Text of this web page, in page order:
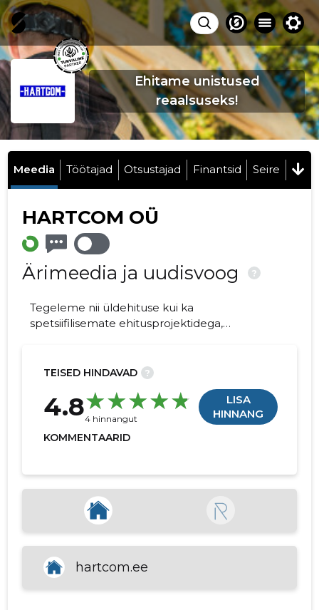
Ehitame unistused
reaalsuseks!
Meedia Töötajad Otsustajad Finantsid Seire
HARTCOM OÜ
Ärimeedia ja uudisvoog ?
Tegeleme nii üldehituse kui ka
spetsiifilisemate ehitusprojektidega,
visioonide elluviimisele ehitusprojektide
TEISED HINDAVAD ?
4.84 hinnangut
LISA
HINNANG
KOMMENTAARID
hartcom.ee